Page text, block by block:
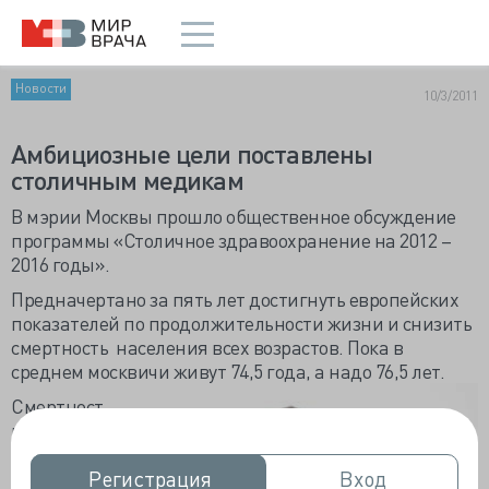
Регистрация
Регистрация Вход
Вход
Новости 10/3/2011
Амбициозные цели поставлены
столичным медикам
В мэрии Москвы прошло общественное обсуждение
программы «Столичное здравоохранение на 2012 –
2016 годы».
Предначертано за пять лет достигнуть европейских
показателей по продолжительности жизни и снизить
смертность населения всех возрастов. Пока в
среднем москвичи живут 74,5 года, а надо 76,5 лет.
Смертност
ь от
сердечно-
сосудисты